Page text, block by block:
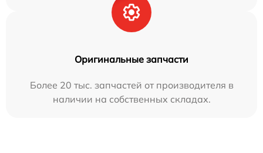
Оригинальные запчасти
Более 20 тыс. запчастей от производителя в
наличии на собственных складах.